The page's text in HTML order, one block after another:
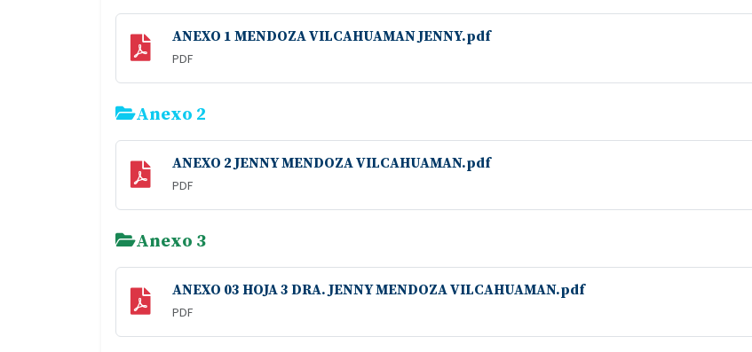
ANEXO 1 MENDOZA VILCAHUAMAN JENNY.pdf
PDF
Anexo 2
ANEXO 2 JENNY MENDOZA VILCAHUAMAN.pdf
PDF
Anexo 3
ANEXO 03 HOJA 3 DRA. JENNY MENDOZA VILCAHUAMAN.pdf
PDF